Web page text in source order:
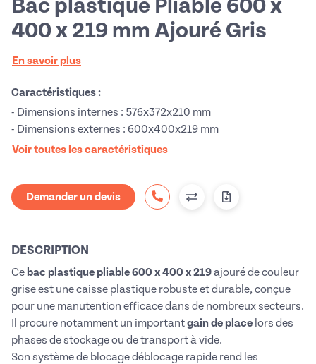
Bac plastique Pliable 600 x
400 x 219 mm Ajouré Gris
En savoir plus
Caractéristiques :
- Dimensions internes : 576x372x210 mm
- Dimensions externes : 600x400x219 mm
Voir toutes les caractéristiques
Demander un devis
DESCRIPTION
Ce bac plastique pliable 600 x 400 x 219ajouré de couleur
grise est une caisse plastique robuste et durable, conçue
pour une manutention efficace dans de nombreux secteurs.
Il procure notamment un importantgain de place lors des
phases de stockage ou de transport à vide.
Son système de blocage déblocage rapide rend les